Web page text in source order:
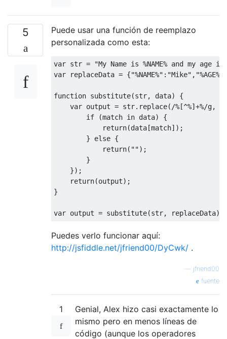
5
Puede usar una función de reemplazo
personalizada como esta:
var str =
"My Name is %NAME% and my age is
var replaceData = {"%NAME%" : "Mike" , "%AGE%"
function substitute(str, data) {
var output = str.replace( /%[^%]+%/g,
if (match in data) {
return(data[match]);
        }
else {
return( "");
        }
    });
return(output);
}
var
Puedes verlo funcionar aquí:
http://jsfiddle.net/jfriend00/DyCwk/ .
jfriend00
fuente
1
Genial, Alex hizo casi exactamente lo
mismo pero en menos líneas de
código (aunque los operadores